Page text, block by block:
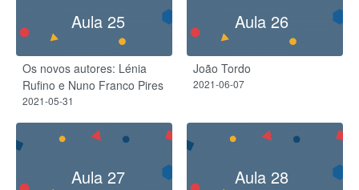
Aula 25
Os novos autores: Lénia
Rufino e Nuno Franco Pires
2021-05-31
Aula 26
João Tordo
2021-06-07
Aula 27 Aula 28